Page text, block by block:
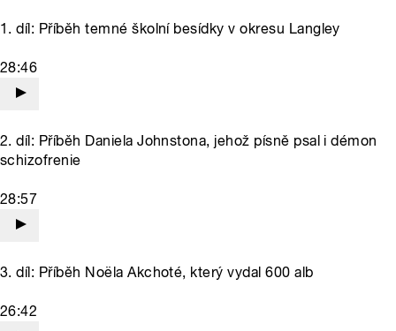
1. díl: Příběh temné školní besídky v okresu Langley
28:46
2. díl: Příběh Daniela Johnstona, jehož písně psal i démon
schizofrenie
28:57
3. díl: Příběh Noëla Akchoté, který vydal 600 alb
26:42